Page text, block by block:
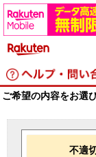
ご希望の内容をお選
不適